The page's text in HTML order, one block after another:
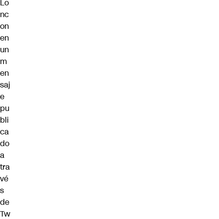
Lo
nc
on
en
un
m
en
saj
e
pu
bli
ca
do
a
tra
vé
s
de
Tw